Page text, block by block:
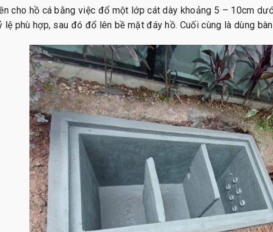
cho hồ cá bằng việc đổ một lớp cát dày khoảng 5 – 10cm
lệ phù hợp, sau đó đổ lên bề mặt đáy hồ. Cuối cùng là dùng